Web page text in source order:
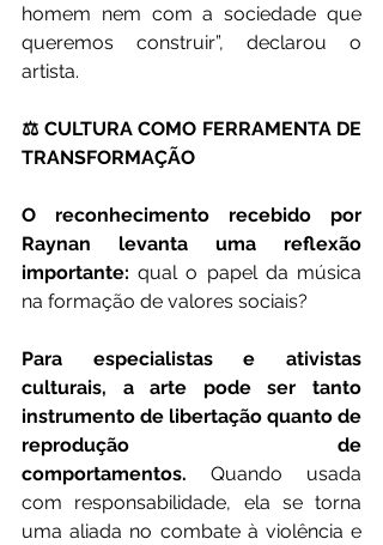
homem nem com a sociedade que
queremos construir”, declarou o
artista.
⚖️ CULTURA COMO FERRAMENTA DE
TRANSFORMAÇÃO
O reconhecimento recebido por
Raynan levanta uma reflexão
importante: qual o papel da música
na formação de valores sociais?
Para especialistas e ativistas
culturais, a arte pode ser tanto
instrumento de libertação quanto de
reprodução de
comportamentos. Quando usada
com responsabilidade, ela se torna
uma aliada no combate à violência e